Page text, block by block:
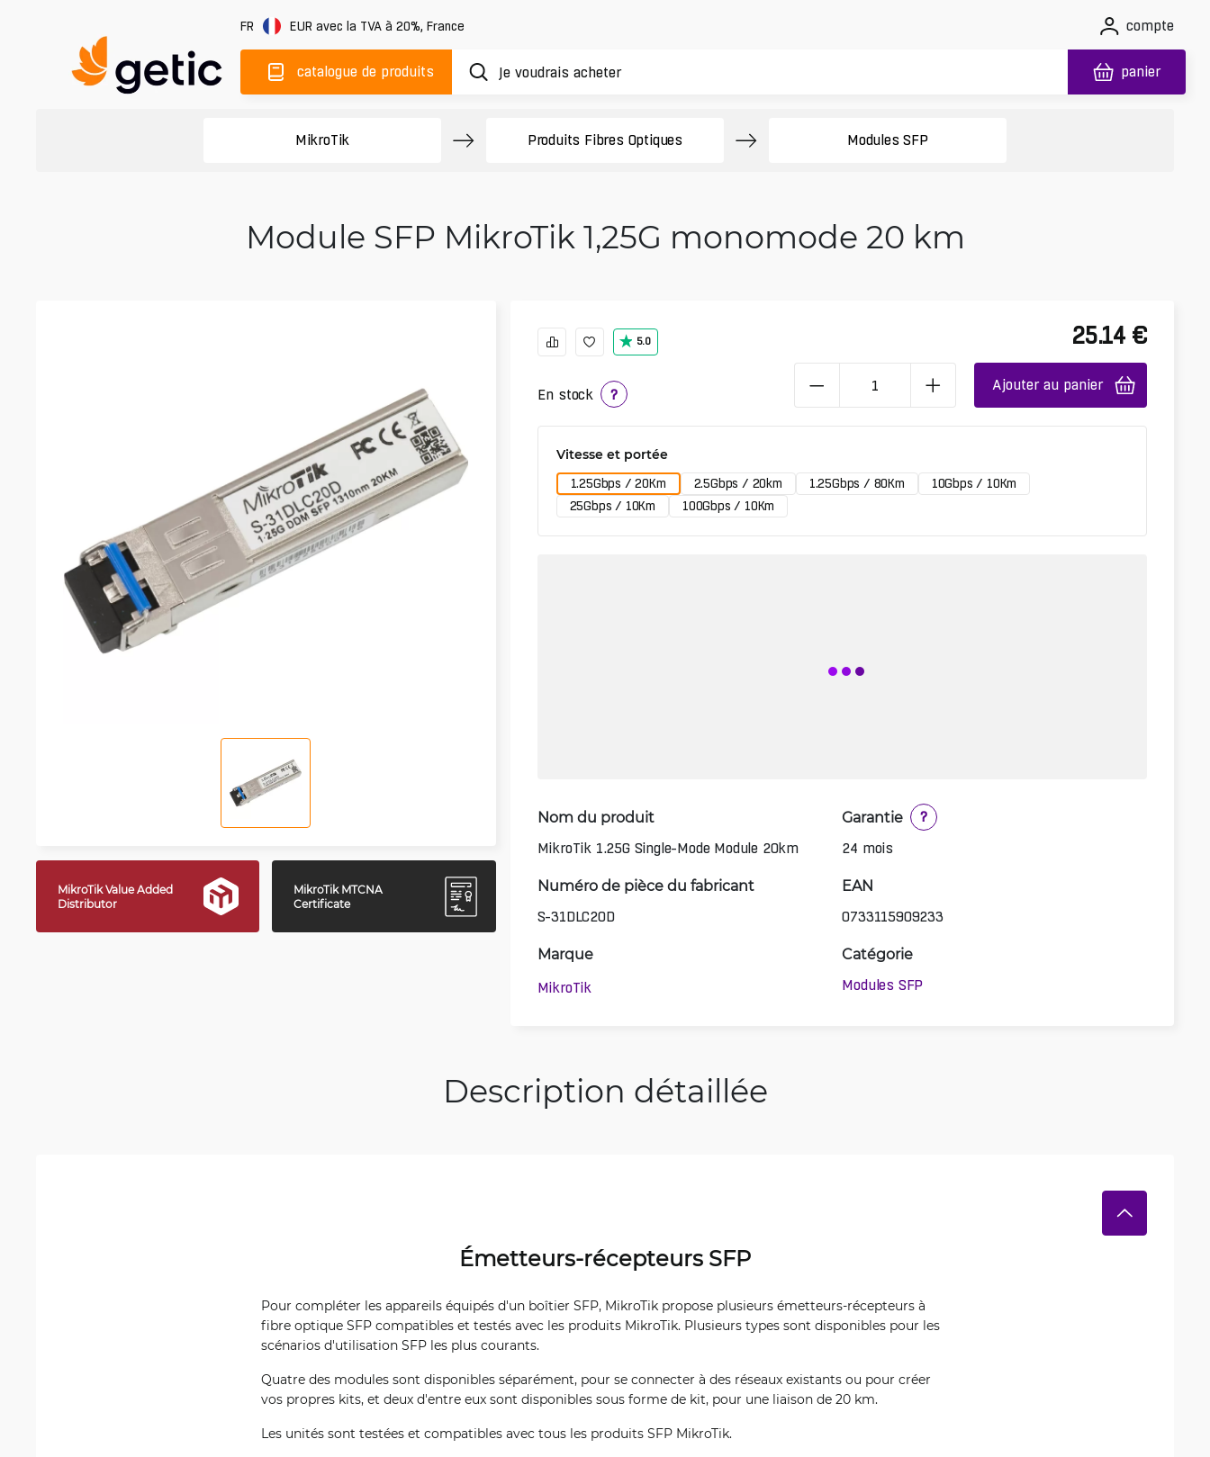
FR EUR avec la TVA à 20%, France compte
catalogue de produits panier
MikroTik Produits Fibres Optiques Modules SFP
Module SFP MikroTik 1,25G monomode 20 km
MikroTik Value Added
Distributor
MikroTik MTCNA
Certificate
5.0
En stock ?
25.14 €
Ajouter au panier
Vitesse et portée
1.25Gbps / 20Km 2.5Gbps / 20km 1.25Gbps / 80Km
10Gbps / 10Km
25Gbps / 10Km
100Gbps / 10Km
Nom du produit
MikroTik 1.25G Single-Mode Module 20km
Garantie
?
24 mois
Numéro de pièce du fabricant
S-31DLC20D
EAN
0733115909233
Marque
MikroTik
Catégorie
Modules SFP
Description détaillée
Émetteurs-récepteurs SFP
Pour compléter les appareils équipés d'un boîtier SFP, MikroTik propose plusieurs émetteurs-récepteurs à
fibre optique SFP compatibles et testés avec les produits MikroTik. Plusieurs types sont disponibles pour les
scénarios d'utilisation SFP les plus courants.
Quatre des modules sont disponibles séparément, pour se connecter à des réseaux existants ou pour créer
vos propres kits, et deux d'entre eux sont disponibles sous forme de kit, pour une liaison de 20 km.
Les unités sont testées et compatibles avec tous les produits SFP MikroTik.